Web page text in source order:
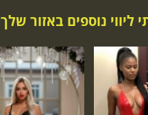
ליווי נוספים באזור שלך